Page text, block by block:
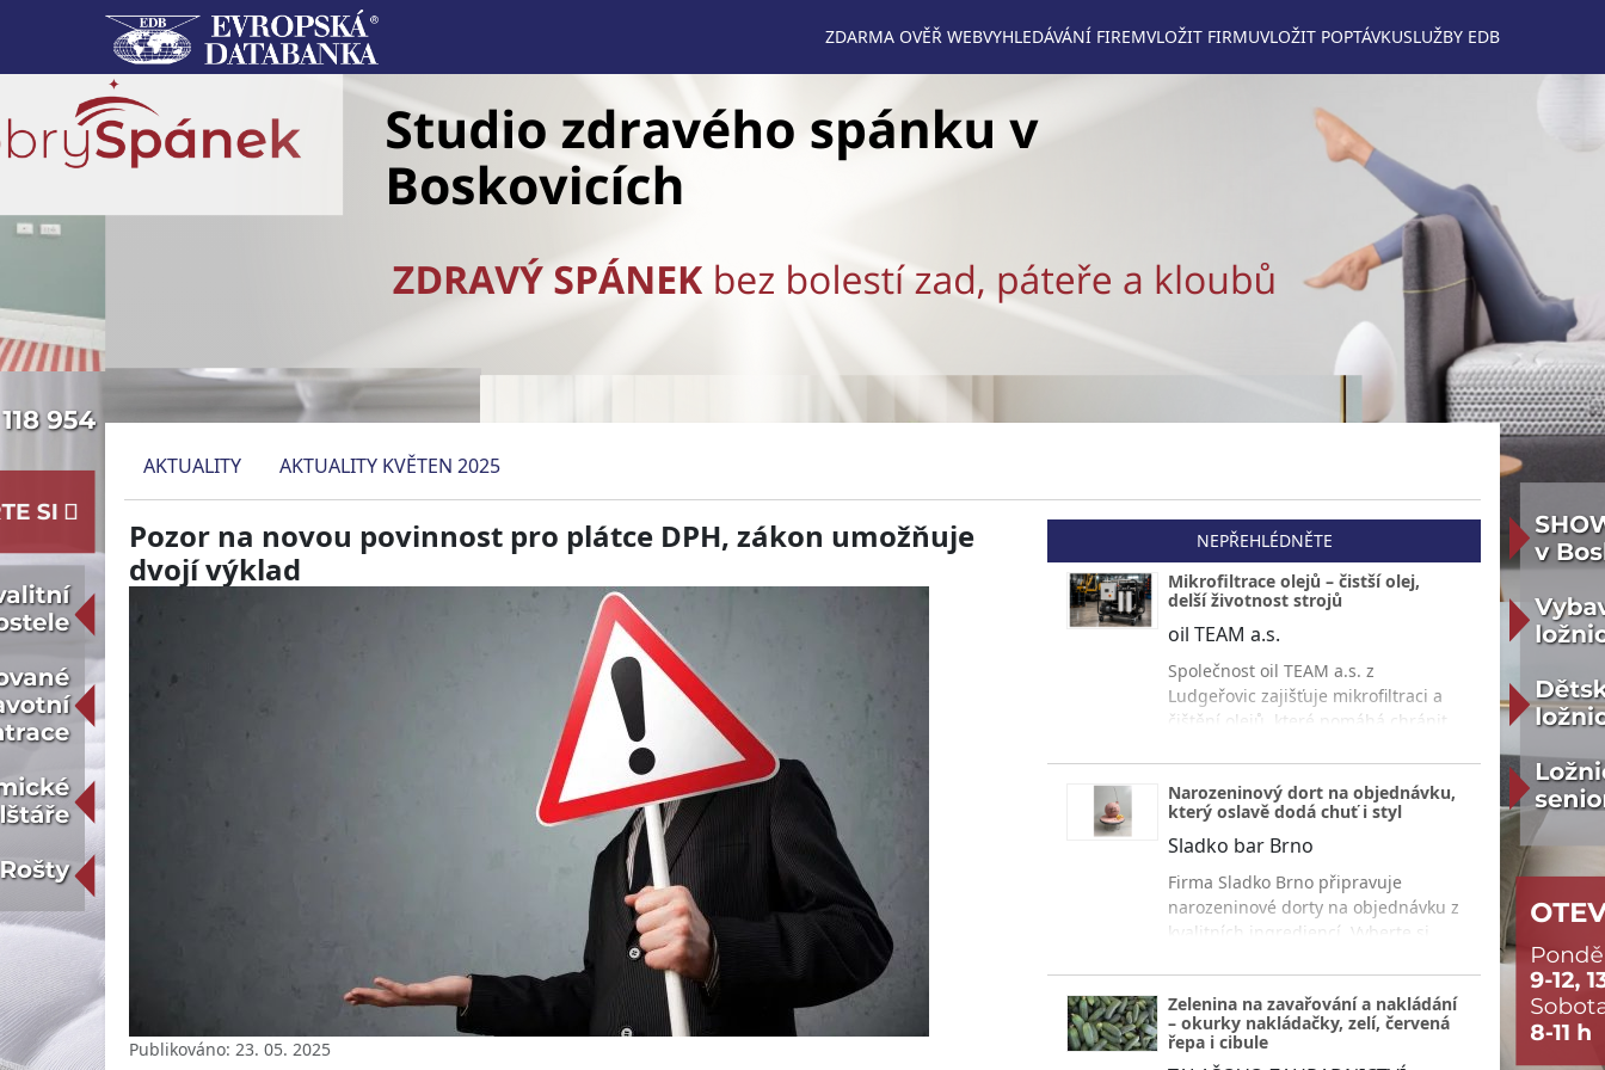
ZDARMA OVĚŘ WEBVYHLEDÁVÁNÍ FIREMVLOŽIT FIRMUVLOŽIT POPTÁVKUSLUŽBY EDB
AKTUALITY AKTUALITY KVĚTEN 2025
Pozor na novou povinnost pro plátce DPH, zákon umožňuje
dvojí výklad
Publikováno: 23. 05. 2025
NEPŘEHLÉDNĚTE
Mikrofiltrace olejů – čistší olej,
delší životnost strojů
oil TEAM a.s.
Společnost oil TEAM a.s. z
Ludgeřovic zajišťuje mikrofiltraci a
čištění olejů, které pomáhá chránit
životnost náplní a omezit náklady na
údržbu.
Narozeninový dort na objednávku,
který oslavě dodá chuť i styl
Sladko bar Brno
Firma Sladko Brno připravuje
narozeninové dorty na objednávku z
kvalitních ingrediencí. Vyberte si
oslavte narozeniny sladce.
Zelenina na zavařování a nakládání
– okurky nakládačky, zelí, červená
řepa i cibule